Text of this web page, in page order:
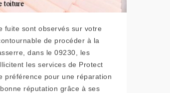
fuite sont observés sur votre
de procéder à la
dans le 09230, les
les services de Protect
préférence pour une réparation
réputation grâce à ses